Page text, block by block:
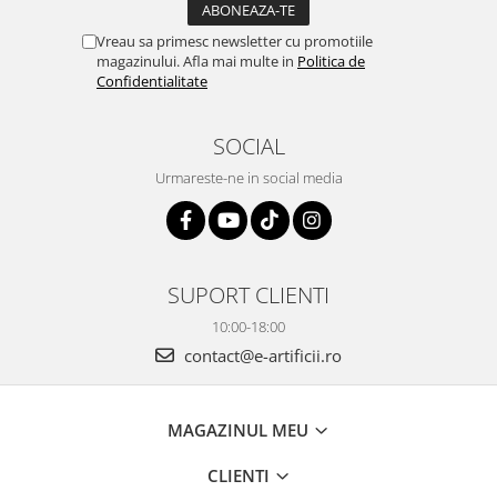
Vreau sa primesc newsletter cu promotiile
magazinului. Afla mai multe in Politica de
Confidentialitate
SOCIAL
Urmareste-ne in social media
SUPORT CLIENTI
10:00-18:00
contact@e-artificii.ro
MAGAZINUL MEU
CLIENTI